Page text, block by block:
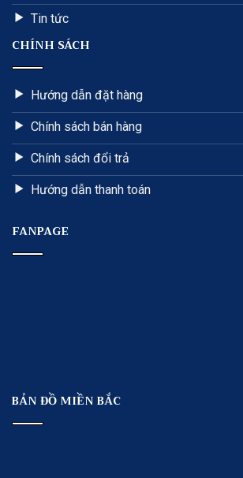
Tin tức
CHÍNH SÁCH
Hướng dẫn đặt hàng
Chính sách bán hàng
Chính sách đổi trả
Hướng dẫn thanh toán
FANPAGE
BẢN ĐỒ MIỀN BẮC